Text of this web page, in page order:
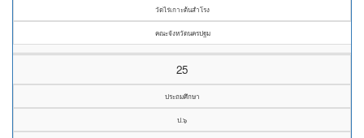
วัดไร่เกาะต้นสำโรง
คณะจังหวัดนครปฐม
25
ประถมศึกษา
ป.๖